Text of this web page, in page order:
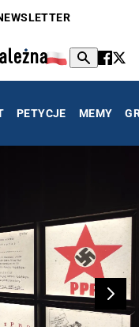
PETYCJE MEMY